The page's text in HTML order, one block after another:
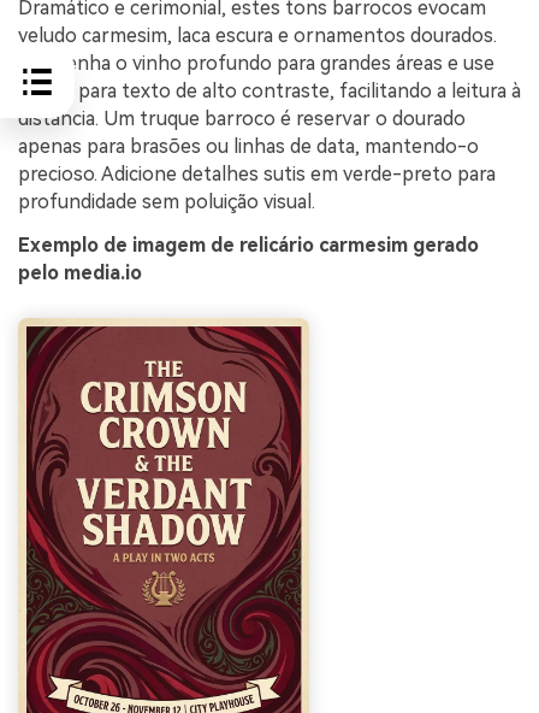
Dramático e cerimonial, estes tons barrocos evocam
veludo carmesim, laca escura e ornamentos dourados.
Mantenha o vinho profundo para grandes áreas e use
creme para texto de alto contraste, facilitando a leitura à
distância. Um truque barroco é reservar o dourado
apenas para brasões ou linhas de data, mantendo-o
precioso. Adicione detalhes sutis em verde-preto para
profundidade sem poluição visual.
Exemplo de imagem de relicário carmesim gerado
pelo media.io